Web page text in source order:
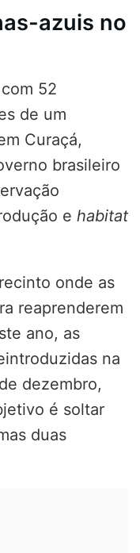
azuis no
52
de um
Curaçá,
brasileiro
e habitat
onde as
reaprenderem
ano, as
na
dezembro,
é soltar
duas